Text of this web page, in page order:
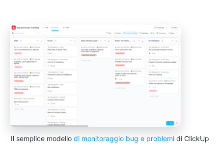
Il semplice modello di monitoraggio bug e problemi di ClickUp